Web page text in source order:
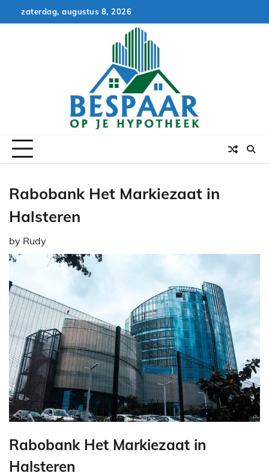
to
zaterdag, augustus 8, 2026
Rabobank Het Markiezaat in
Halsteren
by Rudy
Rabobank Het Markiezaat in
Halsteren